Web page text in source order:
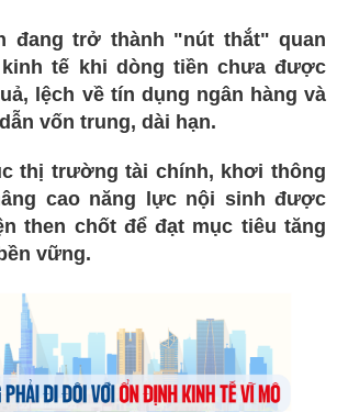
đang trở thành "nút thắt" quan
tế khi dòng tiền chưa được
lệch về tín dụng ngân hàng và
vốn trung, dài hạn.
thị trường tài chính, khơi thông
cao năng lực nội sinh được
then chốt để đạt mục tiêu tăng
vững.